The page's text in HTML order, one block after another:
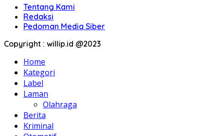
Tentang Kami
Redaksi
Pedoman Media Siber
Copyright : willip.id @2023
Home
Kategori
Label
Laman
Olahraga
Berita
Kriminal